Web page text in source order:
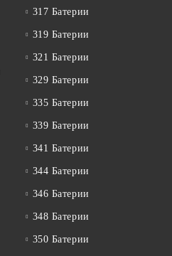
317 Батерии
319 Батерии
321 Батерии
329 Батерии
335 Батерии
339 Батерии
341 Батерии
344 Батерии
346 Батерии
348 Батерии
350 Батерии